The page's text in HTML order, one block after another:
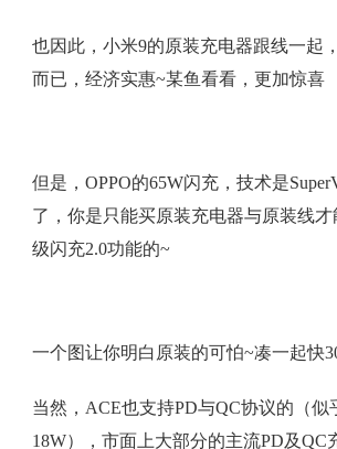
也因此，小米9的原装充电器跟线一起
而已，经济实惠~某鱼看看，更加惊喜
但是，OPPO的65W闪充，技术是
了，你是只能买原装充电器与原装线才
级闪充2.0功能的~
一个图让你明白原装的可怕~凑一起快
当然，ACE也支持PD与QC协议的（似
18W），市面上大部分的主流PD及QC